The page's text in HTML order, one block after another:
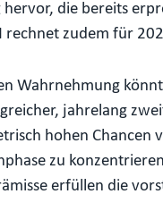
hervor, die bereits
rechnet zudem für
Wahrnehmung
jahrelang
hohen Chancen
zu
erfüllen die